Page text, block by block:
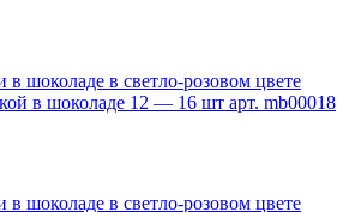
в шоколаде 12 — 16 шт арт. mb00018